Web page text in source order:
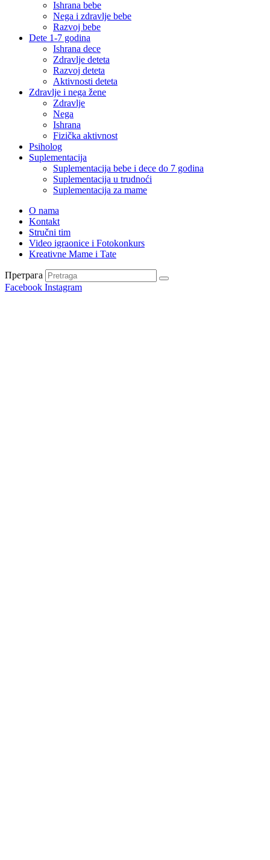
Ishrana bebe
Nega i zdravlje bebe
Razvoj bebe
Dete 1-7 godina
Ishrana dece
Zdravlje deteta
Razvoj deteta
Aktivnosti deteta
Zdravlje i nega žene
Zdravlje
Nega
Ishrana
Fizička aktivnost
Psiholog
Suplementacija
Suplementacija bebe i dece do 7 godina
Suplementacija u trudnoći
Suplementacija za mame
O nama
Kontakt
Stručni tim
Video igraonice i Fotokonkurs
Kreativne Mame i Tate
Претрага
Facebook Instagram